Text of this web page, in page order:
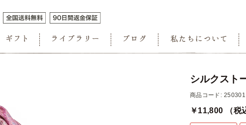
シルクスト
商品コード: 250301
￥11,800 （税